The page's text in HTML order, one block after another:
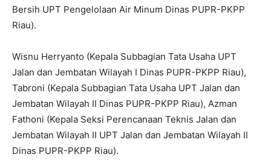
Bersih UPT Pengelolaan Air Minum Dinas PUPR-PKPP
Riau).
Wisnu Herryanto (Kepala Subbagian Tata Usaha UPT
Jalan dan Jembatan Wilayah I Dinas PUPR-PKPP Riau),
Tabroni (Kepala Subbagian Tata Usaha UPT Jalan dan
Jembatan Wilayah II Dinas PUPR-PKPP Riau), Azman
Fathoni (Kepala Seksi Perencanaan Teknis Jalan dan
Jembatan Wilayah II UPT Jalan dan Jembatan Wilayah II
Dinas PUPR-PKPP Riau).